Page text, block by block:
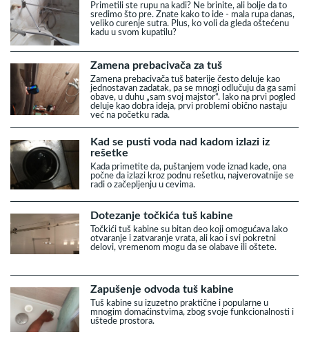
Primetili ste rupu na kadi? Ne brinite, ali bolje da to
sredimo što pre. Znate kako to ide - mala rupa danas,
veliko curenje sutra. Plus, ko voli da gleda oštećenu
kadu u svom kupatilu?
Zamena prebacivača za tuš
Zamena prebacivača tuš baterije često deluje kao
jednostavan zadatak, pa se mnogi odlučuju da ga sami
obave, u duhu „sam svoj majstor“. Iako na prvi pogled
deluje kao dobra ideja, prvi problemi obično nastaju
već na početku rada.
Kad se pusti voda nad kadom izlazi iz
rešetke
Kada primetite da, puštanjem vode iznad kade, ona
počne da izlazi kroz podnu rešetku, najverovatnije se
radi o začepljenju u cevima.
Dotezanje točkića tuš kabine
Točkići tuš kabine su bitan deo koji omogućava lako
otvaranje i zatvaranje vrata, ali kao i svi pokretni
delovi, vremenom mogu da se olabave ili oštete.
Zapušenje odvoda tuš kabine
Tuš kabine su izuzetno praktične i popularne u
mnogim domaćinstvima, zbog svoje funkcionalnosti i
uštede prostora.